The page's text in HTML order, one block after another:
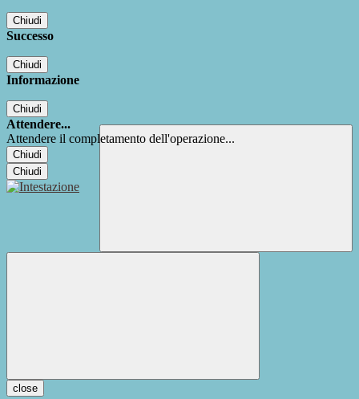
Chiudi
Successo
Chiudi
Informazione
Chiudi
Attendere...
Attendere il completamento dell'operazione...
Chiudi
Chiudi
close